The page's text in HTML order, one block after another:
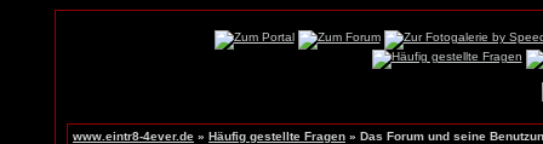
www.eintr8-4ever.de » Häufig gestellte Fragen » Das Forum und seine